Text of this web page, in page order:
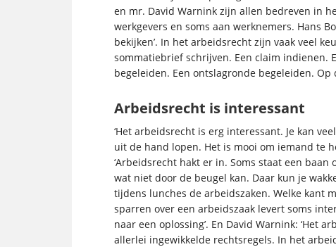
en mr. David Warnink zijn allen bedreven in
werkgevers en soms aan werknemers. Hans
bekijken’. In het arbeidsrecht zijn vaak veel
sommatiebrief schrijven. Een claim indienen.
begeleiden. Een ontslagronde begeleiden.
Arbeidsrecht is interessant
‘Het arbeidsrecht is erg interessant. Je kan
uit de hand lopen. Het is mooi om iemand te
‘Arbeidsrecht hakt er in. Soms staat een
wat niet door de beugel kan. Daar kun je
tijdens lunches de arbeidszaken. Welke kant
sparren over een arbeidszaak levert soms
naar een oplossing’. En David Warnink: ‘Het
allerlei ingewikkelde rechtsregels. In het